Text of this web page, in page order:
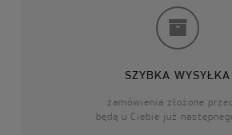
SZYBKA WYSYŁKA
zamówienia złożone
będą u Ciebie już